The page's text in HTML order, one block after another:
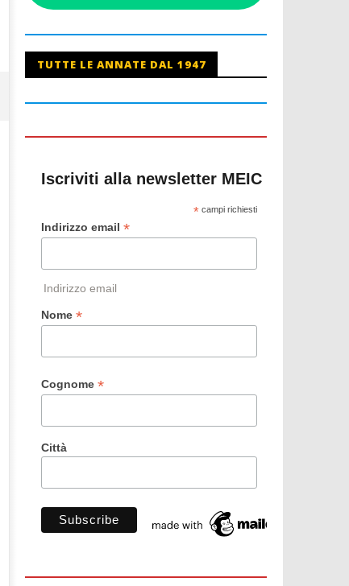
TUTTE LE ANNATE DAL 1947
Iscriviti alla newsletter MEIC
* campi richiesti
Indirizzo email *
Indirizzo email
Nome *
Cognome *
Città